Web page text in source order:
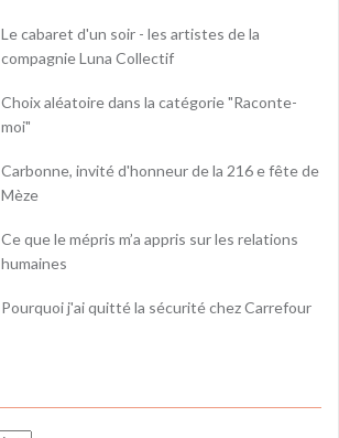
Le cabaret d'un soir - les artistes de la
compagnie Luna Collectif
Choix aléatoire dans la catégorie "Raconte-
moi"
Carbonne, invité d'honneur de la 216 e fête de
Mèze
Ce que le mépris m’a appris sur les relations
humaines
Pourquoi j'ai quitté la sécurité chez Carrefour